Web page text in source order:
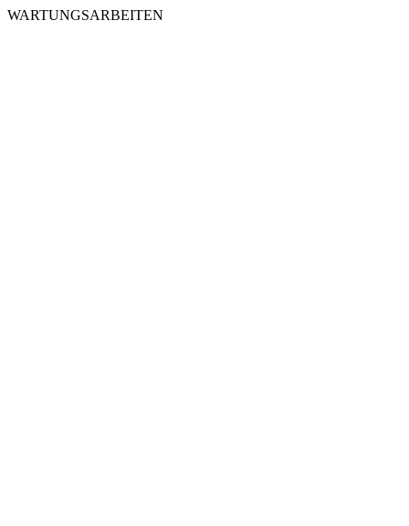
WARTUNGSARBEITEN